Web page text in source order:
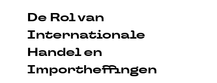
De Rol van
Internationale
Handel en
Importheffingen